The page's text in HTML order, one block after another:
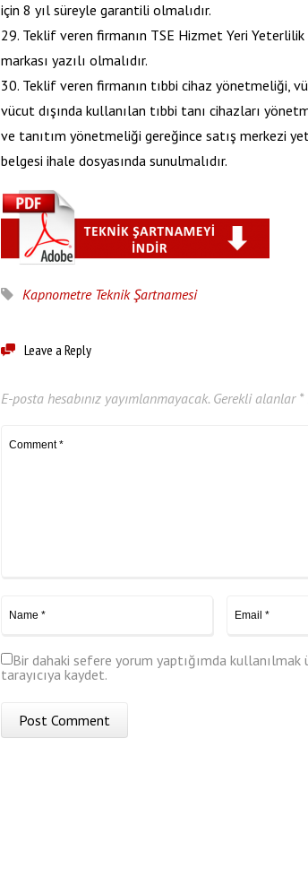
için 8 yıl süreyle garantili olmalıdır.
29. Teklif veren firmanın TSE Hizmet Yeri
markası yazılı olmalıdır.
30. Teklif veren firmanın tıbbi cihaz yönetmeliği,
vücut dışında kullanılan tıbbi tanı cihazları
ve tanıtım yönetmeliği gereğince satış merkezi
belgesi ihale dosyasında sunulmalıdır.
Kapnometre Teknik Şartnamesi
Leave a Reply
E-posta hesabınız yayımlanmayacak. Gerekli alanlar *
Bir dahaki sefere yorum yaptığımda
tarayıcıya kaydet.